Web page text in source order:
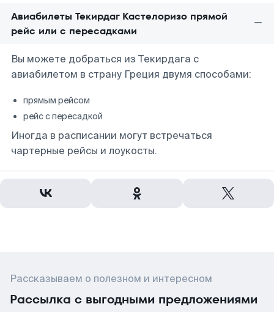
Авиабилеты Текирдаг Кастелоризо прямой
рейс или с пересадками
Вы можете добраться из Текирдага с
авиабилетом в страну Греция двумя способами:
прямым рейсом
рейс с пересадкой
Иногда в расписании могут встречаться
чартерные рейсы и лоукосты.
Рассказываем о полезном и интересном
Рассылка с выгодными предложениями